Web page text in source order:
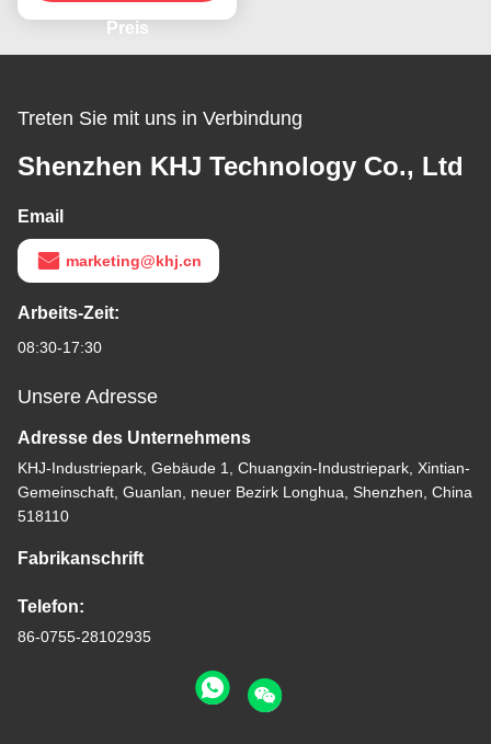
Preis
Treten Sie mit uns in Verbindung
Shenzhen KHJ Technology Co., Ltd
Email
marketing@khj.cn
Arbeits-Zeit:
08:30-17:30
Unsere Adresse
Adresse des Unternehmens
KHJ-Industriepark, Gebäude 1, Chuangxin-Industriepark, Xintian-
Gemeinschaft, Guanlan, neuer Bezirk Longhua, Shenzhen, China
518110
Fabrikanschrift
Telefon:
86-0755-28102935